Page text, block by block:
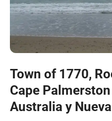
Town of 1770,
Cape
Australia y